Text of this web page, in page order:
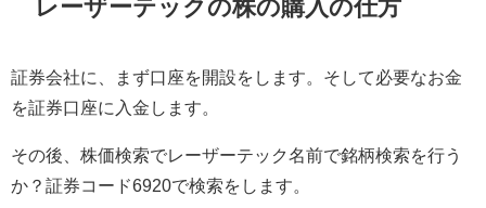
レーザーテックの株の購入の仕方
証券会社に、まず口座を開設をします。そして必要なお金
を証券口座に入金します。
その後、株価検索でレーザーテック名前で銘柄検索を行う
か？証券コード6920で検索をします。